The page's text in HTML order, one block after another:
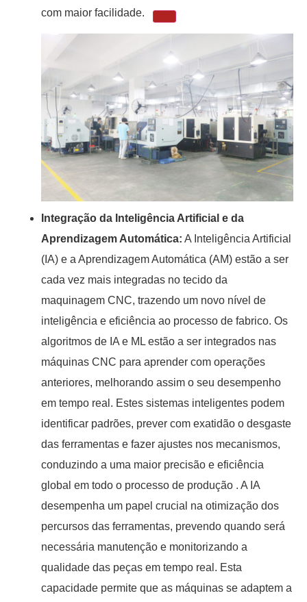
com maior facilidade.
Integração da Inteligência Artificial e da
Aprendizagem Automática: A Inteligência Artificial
(IA) e a Aprendizagem Automática (AM) estão a ser
cada vez mais integradas no tecido da
maquinagem CNC, trazendo um novo nível de
inteligência e eficiência ao processo de fabrico. Os
algoritmos de IA e ML estão a ser integrados nas
máquinas CNC para aprender com operações
anteriores, melhorando assim o seu desempenho
em tempo real. Estes sistemas inteligentes podem
identificar padrões, prever com exatidão o desgaste
das ferramentas e fazer ajustes nos mecanismos,
conduzindo a uma maior precisão e eficiência
global em todo o processo de produção . A IA
desempenha um papel crucial na otimização dos
percursos das ferramentas, prevendo quando será
necessária manutenção e monitorizando a
qualidade das peças em tempo real. Esta
capacidade permite que as máquinas se adaptem a